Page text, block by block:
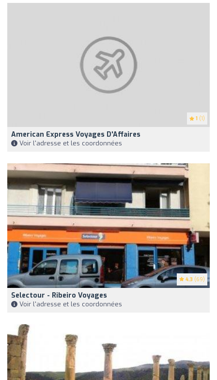
1 (1)
American Express Voyages D'Affaires
Voir l'adresse et les coordonnées
4.3 (69)
Selectour - Ribeiro Voyages
Voir l'adresse et les coordonnées